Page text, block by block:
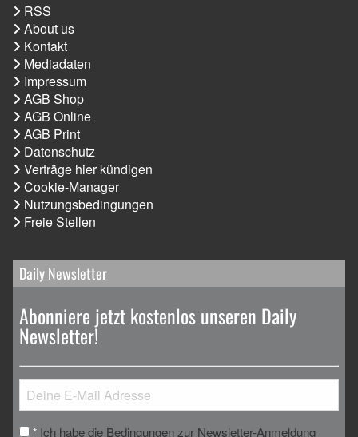
RSS
About us
Kontakt
Mediadaten
Impressum
AGB Shop
AGB Online
AGB Print
Datenschutz
Verträge hier kündigen
Cookie-Manager
Nutzungsbedingungen
Freie Stellen
Daily Newsletter
Abonniere jetzt kostenlos unseren Daily
Newsletter!
* Ich habe die Bedingungen zur Newsletter-Anmeldung